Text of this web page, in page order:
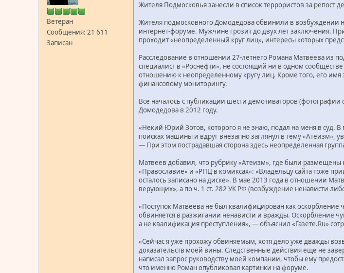
Ветеран
Сообщения: 21 611
Записан
Жителя Подмосковья занесли в список террористов за репост
Жителя подмосковного Домодедова обвинили в возбуждении
интернет-форуме. Мужчине грозит до двух лет заключения.
проходит «неопределенный круг лиц», интересы которых
Расследование в отношении 27-летнего Романа Матвеева из
специалист в «Роснефти», не состоящий ни в одном
отношению к неопределенному кругу лиц. Кроме того, его
финансовому мониторингу.
Все началось с публикации шести демотиваторов
Домодедова в 2012 году.
«Некий Юрий Зотов, которого я не знаю, подал на меня в суд.
поисках машины и вдруг внезапно заглянул в тему «Атеизм»,
— При этом пострадавшая сторона здесь неопределенная
Матвеев добавил, что рубрику «Атеизм», где были
«Православие» и «РПЦ в комиксах»: «Владельцу сайта тоже
осталось записано на диске». В мае 2013 года в отношении
верующих», а по ч. 1 ст. 282 УК РФ (возбуждение ненависти
«Поступок Матвеева не был квалифицирован как оскорбление
обвиняется в разжигании ненависти и вражды. Оскорбление
а не квалификация преступления», — объяснил «Газете.Ru»
«Сейчас я уже прохожу обвиняемым, хотя дело уже дважды
доказательств моей вины. Следственные действия еще не
написал запрос руководству моей компании, чтобы ему
что именно Роман опубликовал картинки на форуме.